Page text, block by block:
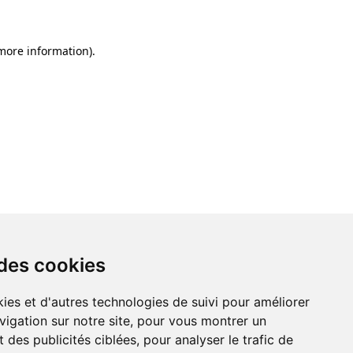
cookies
et d'autres technologies de suivi pour améliorer
sur notre site, pour vous montrer un
des publicités ciblées, pour analyser le trafic de
information).